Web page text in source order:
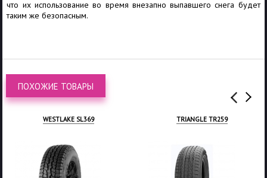
что их использование во время внезапно выпавшего снега будет
таким же безопасным.
ПОХОЖИЕ ТОВАРЫ
WESTLAKE SL369 TRIANGLE TR259